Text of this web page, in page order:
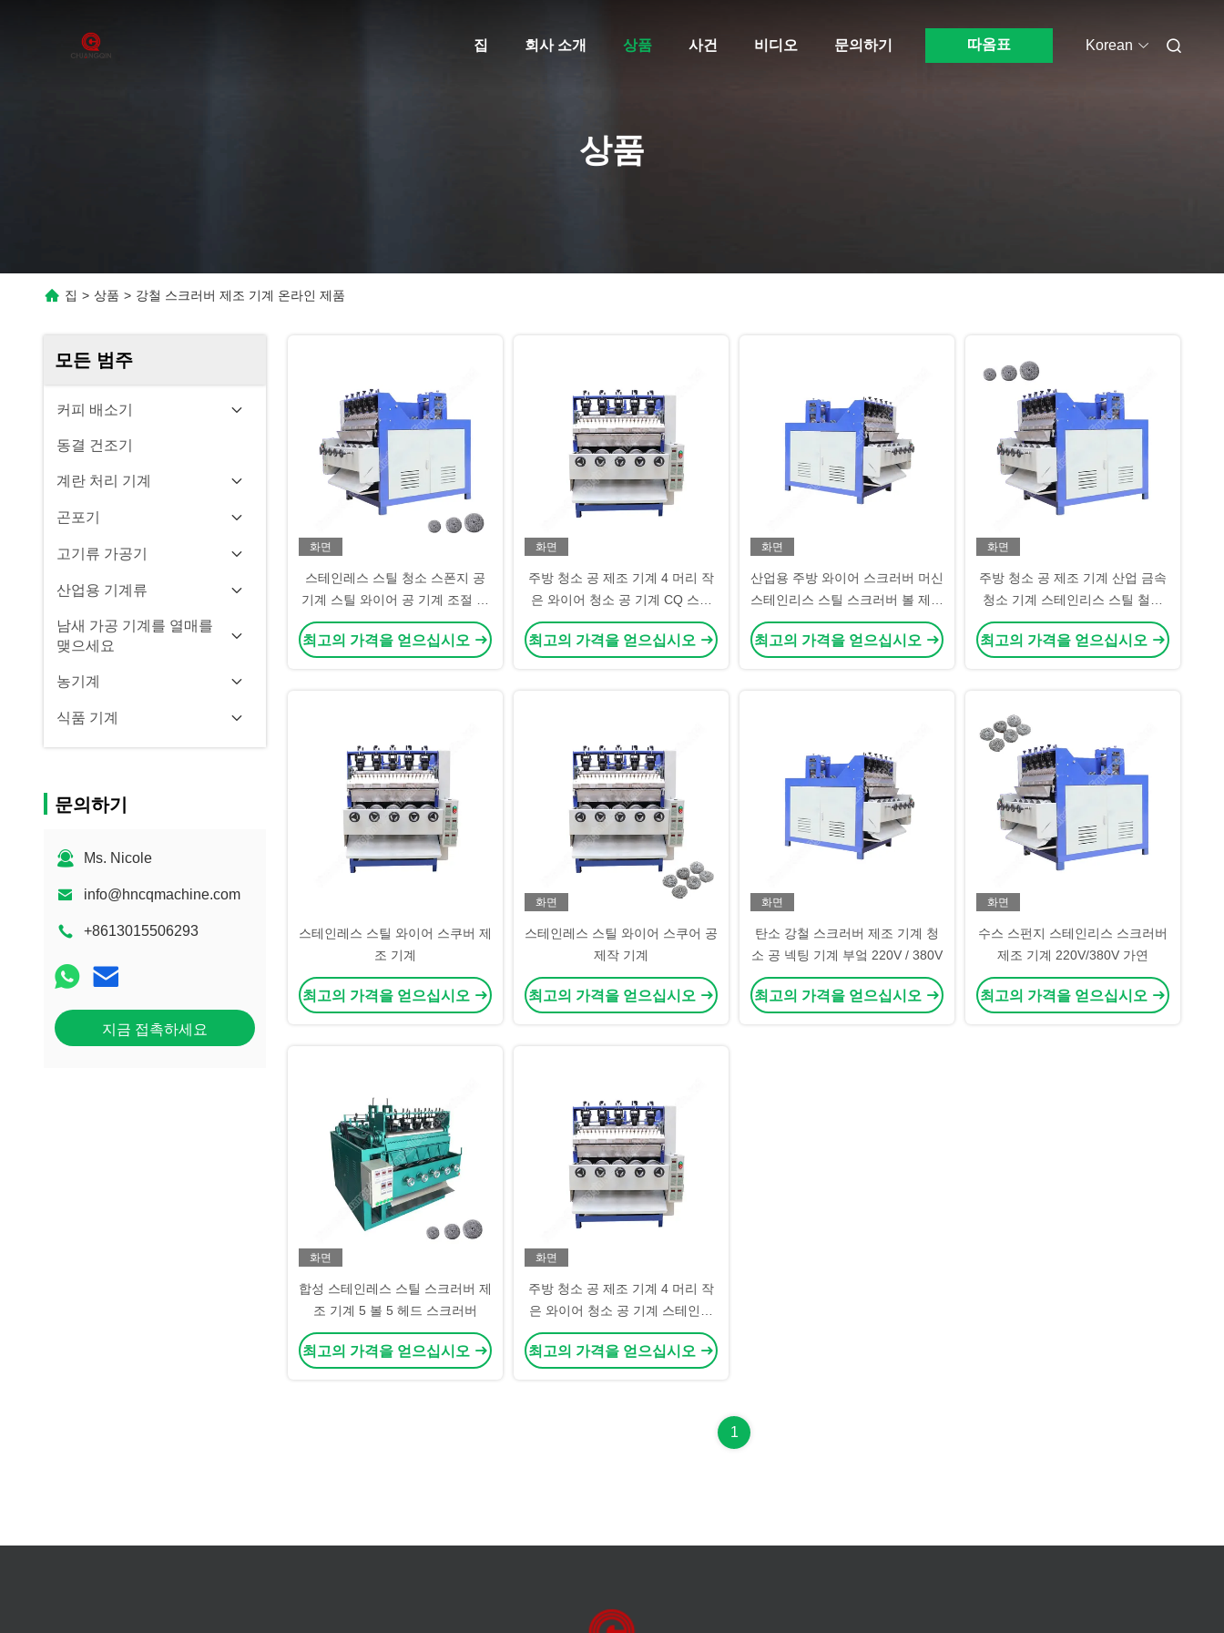
집 회사 소개 상품 사건 비디오 문의하기 따옴표 Korean
상품
집 > 상품 > 강철 스크러버 제조 기계 온라인 제품
모든 범주
커피 배소기
동결 건조기
계란 처리 기계
곤포기
고기류 가공기
산업용 기계류
남새 가공 기계를 열매를
맺으세요
농기계
식품 기계
문의하기
Ms. Nicole
info@hncqmachine.com
+8613015506293
지금 접촉하세요
화면
스테인레스 스틸 청소 스폰지 공
기계 스틸 와이어 공 기계 조절 가
능한 그램 철 철 공 청소 공 제조
기계
최고의 가격을 얻으십시오
화면
주방 청소 공 제조 기계 4 머리 작
은 와이어 청소 공 기계 CQ 스테
인리스 스틸 와이어 공 제조 장비
최고의 가격을 얻으십시오
화면
산업용 주방 와이어 스크러버 머신
스테인리스 스틸 스크러버 볼 제작
머신
최고의 가격을 얻으십시오
화면
주방 청소 공 제조 기계 산업 금속
청소 기계 스테인리스 스틸 철도
청소 공 제조
최고의 가격을 얻으십시오
스테인레스 스틸 와이어 스쿠버 제
조 기계
최고의 가격을 얻으십시오
화면
스테인레스 스틸 와이어 스쿠어 공
제작 기계
최고의 가격을 얻으십시오
화면
탄소 강철 스크러버 제조 기계 청
소 공 넥팅 기계 부엌 220V / 380V
최고의 가격을 얻으십시오
화면
수스 스펀지 스테인리스 스크러버
제조 기계 220V/380V 가연
최고의 가격을 얻으십시오
화면
합성 스테인레스 스틸 스크러버 제
조 기계 5 볼 5 헤드 스크러버
최고의 가격을 얻으십시오
화면
주방 청소 공 제조 기계 4 머리 작
은 와이어 청소 공 기계 스테인리
스 스틸 220V / 380V
최고의 가격을 얻으십시오
1